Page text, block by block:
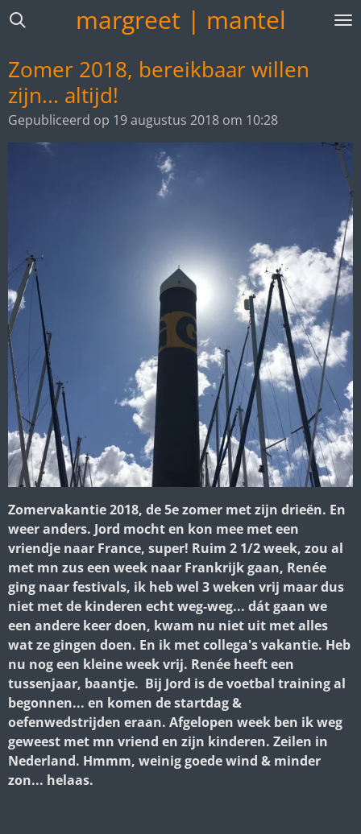
Ga
de
hoofdinhoud
margreet | mantel
Zomer 2018, bereikbaar willen
zijn... altijd!
Gepubliceerd op 19 augustus 2018 om 10:28
Zomervakantie 2018, de 5e zomer met zijn drieën. En
weer anders. Jord mocht en kon mee met een
vriendje naar France, super! Ruim 2 1/2 week, zou al
met mn zus een week naar Frankrijk gaan, Renée
ging naar festivals, ik heb wel 3 weken vrij maar dus
niet met de kinderen echt weg-weg... dát gaan we
een andere keer doen, kwam nu niet uit met alles
wat ze gingen doen. En ik met collega's vakantie. Heb
nu nog een kleine week vrij. Renée heeft een
tussenjaar, baantje. Bij Jord is de voetbal training al
begonnen... en komen de startdag &
oefenwedstrijden eraan. Afgelopen week ben ik weg
geweest met mn vriend en zijn kinderen. Zeilen in
Nederland. Hmmm, weinig goede wind & minder
zon... helaas.